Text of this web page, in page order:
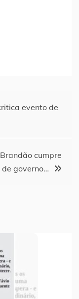
evento de
cumpre
governo…